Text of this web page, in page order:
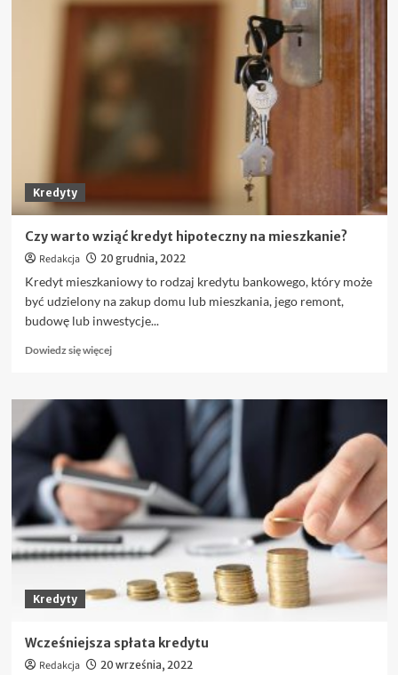
Gwarantowany
Kredyt
–
jest
Kredyty
Czy warto wziąć kredyt hipoteczny na mieszkanie?
Redakcja 20 grudnia, 2022
Kredyt mieszkaniowy to rodzaj kredytu bankowego, który może
być udzielony na zakup domu lub mieszkania, jego remont,
budowę lub inwestycje...
Dowiedz się więcejDowiedz
o
warto
wziąć
kredyt
hipoteczny
na
mieszkanie?
Kredyty
Wcześniejsza spłata kredytu
Redakcja 20 września, 2022